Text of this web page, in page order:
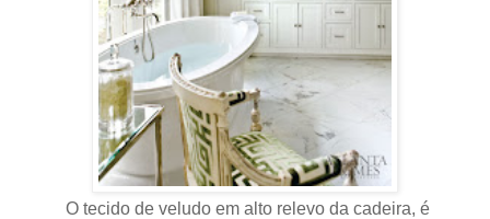
O tecido de veludo em alto relevo da cadeira, é